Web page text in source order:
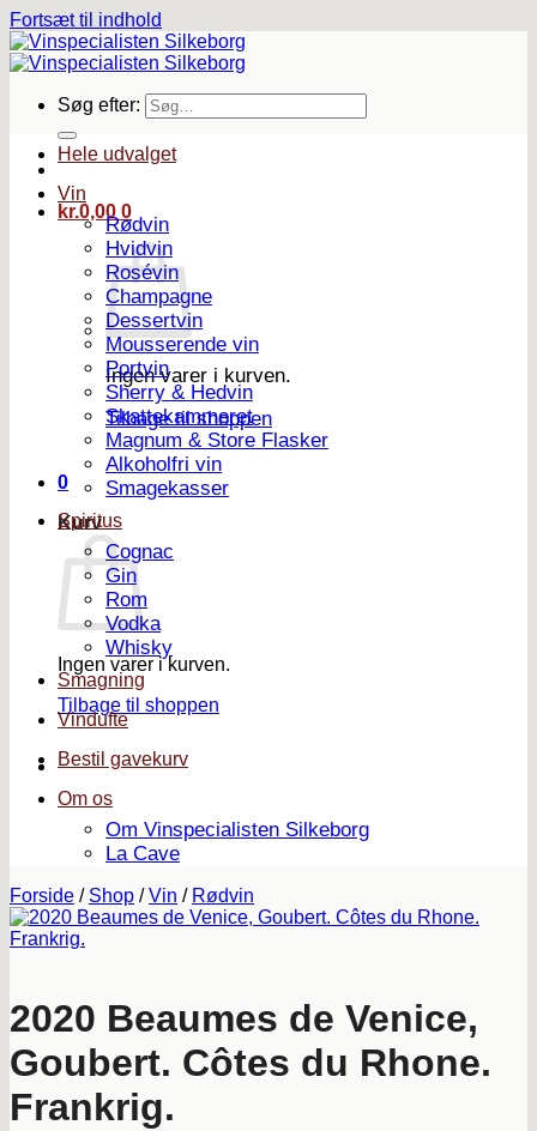
Fortsæt til indhold
Søg efter:
kr.0,00 0
Ingen varer i kurven.
Tilbage til shoppen
0
Kurv
Ingen varer i kurven.
Tilbage til shoppen
Hele udvalget
Vin
Rødvin
Hvidvin
Rosévin
Champagne
Dessertvin
Mousserende vin
Portvin
Sherry & Hedvin
Skattekammeret
Magnum & Store Flasker
Alkoholfri vin
Smagekasser
Spiritus
Cognac
Gin
Rom
Vodka
Whisky
Smagning
Vindufte
Bestil gavekurv
Om os
Om Vinspecialisten Silkeborg
La Cave
Forside / Shop / Vin / Rødvin
2020 Beaumes de Venice,
Goubert. Côtes du Rhone.
Frankrig.